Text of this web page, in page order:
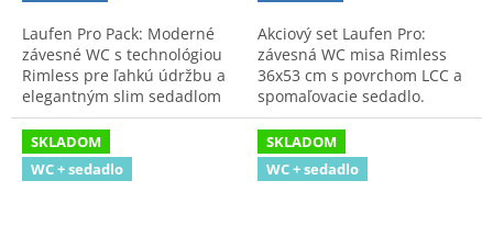
Laufen Pro Pack: Moderné
závesné WC s technológiou
Rimless pre ľahkú údržbu a
elegantným slim sedadlom
so spomaľovacím
mechanizmom. Špičková
kvalita a komfort.
Akciový set Laufen Pro:
závesná WC misa Rimless
36x53 cm s povrchom LCC a
spomaľovacie sedadlo.
Jednoduchá údržba, vysoká
hygiena a odolnosť voči
nečistotám.
SKLADOM
WC + sedadlo
SKLADOM
WC + sedadlo